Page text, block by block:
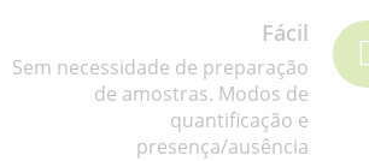
Fácil
Sem necessidade de preparação
de amostras. Modos de
quantificação e
presença/ausência